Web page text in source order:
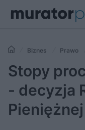
Biznes Prawo
Polityki Pieniężnej 7 lutego
Stopy
- decyzja